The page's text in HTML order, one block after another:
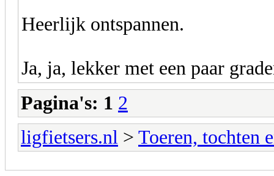
Heerlijk ontspannen.
Ja, ja, lekker met een paar
Pagina's: 1 2
ligfietsers.nl > Toeren, tochten